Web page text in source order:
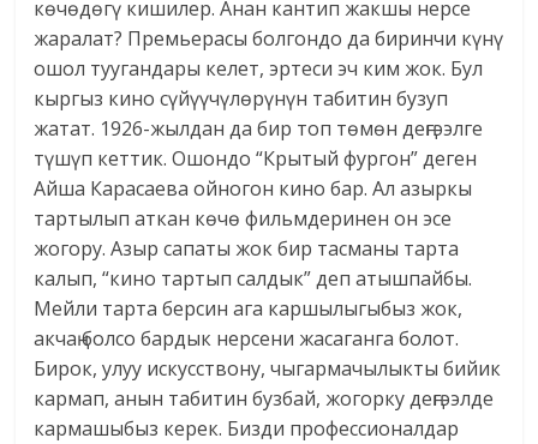
көчөдөгү кишилер. Анан кантип жакшы нерсе
жаралат? Премьерасы болгондо да биринчи күнү
ошол туугандары келет, эртеси эч ким жок. Бул
кыргыз кино сүйүүчүлөрүнүн табитин бузуп
жатат. 1926-жылдан да бир топ төмөн деңгээлге
түшүп кеттик. Ошондо “Крытый фургон” деген
Айша Карасаева ойногон кино бар. Ал азыркы
тартылып аткан көчө фильмдеринен он эсе
жогору. Азыр сапаты жок бир тасманы тарта
калып, “кино тартып салдык” деп атышпайбы.
Мейли тарта берсин ага каршылыгыбыз жок,
акчаң болсо бардык нерсени жасаганга болот.
Бирок, улуу искусствону, чыгармачылыкты бийик
кармап, анын табитин бузбай, жогорку деңгээлде
кармашыбыз керек. Бизди профессионалдар